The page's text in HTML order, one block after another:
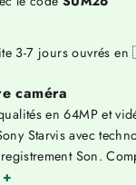
3-7 jours ouvrés
caméra
en 64MP et
Starvis avec
Son.